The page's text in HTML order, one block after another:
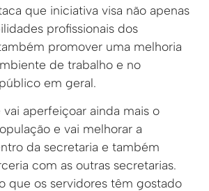
que iniciativa visa não apenas
profissionais dos
promover uma melhoria
de trabalho e no
em geral.
vai aperfeiçoar ainda mais o
e vai melhorar a
da secretaria e também
com as outras secretarias.
que os servidores têm gostado